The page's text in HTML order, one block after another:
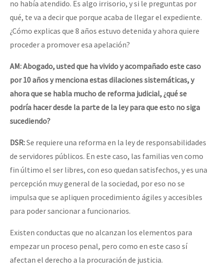
no había atendido. Es algo irrisorio, y si le preguntas por
qué, te va a decir que porque acaba de llegar el expediente.
¿Cómo explicas que 8 años estuvo detenida y ahora quiere
proceder a promover esa apelación?
AM: Abogado, usted que ha vivido y acompañado este caso
por 10 años y menciona estas dilaciones sistemáticas, y
ahora que se habla mucho de reforma judicial, ¿qué se
podría hacer desde la parte de la ley para que esto no siga
sucediendo?
DSR:Se requiere una reforma en la ley de responsabilidades
de servidores públicos. En este caso, las familias ven como
fin último el ser libres, con eso quedan satisfechos, y es una
percepción muy general de la sociedad, por eso no se
impulsa que se apliquen procedimiento ágiles y accesibles
para poder sancionar a funcionarios.
Existen conductas que no alcanzan los elementos para
empezar un proceso penal, pero como en este caso sí
afectan el derecho a la procuración de justicia.